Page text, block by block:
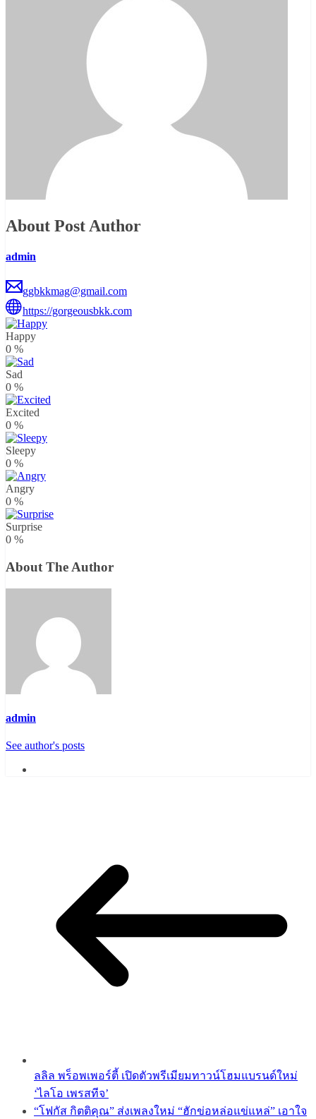
About Post Author
admin
ggbkkmag@gmail.com
https://gorgeousbkk.com
Happy
0 %
Sad
0 %
Excited
0 %
Sleepy
0 %
Angry
0 %
Surprise
0 %
About The Author
admin
See author's posts
ลลิล พร็อพเพอร์ตี้ เปิดตัวพรีเมียมทาวน์โฮมแบรนด์ใหม่
‘ไลโอ เพรสทีจ’
“โฟกัส กิตติคุณ” ส่งเพลงใหม่ “ฮักข่อหล่อแข่แหล่” เอาใจ